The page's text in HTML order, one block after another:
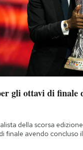
gli ottavi di finale
della scorsa
finale avendo concluso